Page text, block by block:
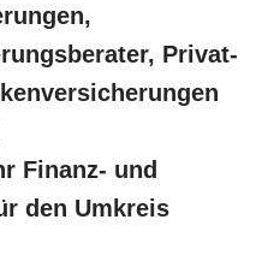
Privat-
Finanz- und
den Umkreis